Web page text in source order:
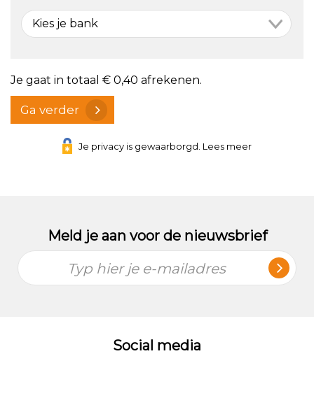
Je gaat in totaal € 0,40 afrekenen.
Ga verder
Je privacy is gewaarborgd. Lees meer
Meld je aan voor de nieuwsbrief
Typ hier je e-mailadres
Social media